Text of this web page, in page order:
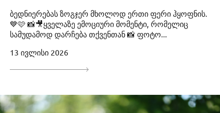
ბედნიერებას ზოგჯერ მხოლოდ ერთი ფერი ჰყოფნის.
💙🩷 📸🎥ყველაზე ემოციური მომენტი, რომელიც
სამუდამოდ დარჩება თქვენთან 📸 ფოტო...
13 ივლისი 2026